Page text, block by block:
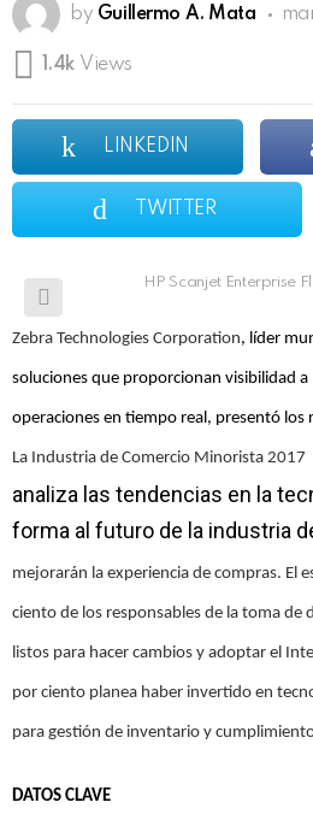
by Guillermo A. Mata
1.4k Views
LINKEDIN
TWITTER
HP Scanjet Enterprise
Zebra Technologies Corporation, líder
soluciones que proporcionan visibilidad a
operaciones en tiempo real, presentó los
La Industria de Comercio Minorista 2017
analiza las tendencias en la
forma al futuro de la industria
mejorarán la experiencia de compras. El
ciento de los responsables de la toma de
listos para hacer cambios y adoptar el
por ciento planea haber invertido en
para gestión de inventario y
DATOS CLAVE